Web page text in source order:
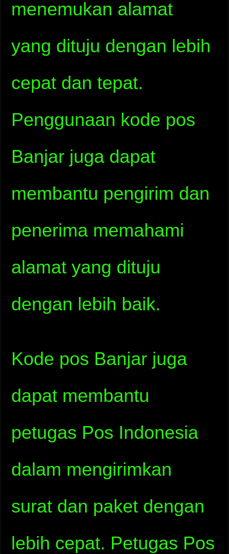
menemukan alamat
yang dituju dengan lebih
cepat dan tepat.
Penggunaan kode pos
Banjar juga dapat
membantu pengirim dan
penerima memahami
alamat yang dituju
dengan lebih baik.
Kode pos Banjar juga
dapat membantu
petugas Pos Indonesia
dalam mengirimkan
surat dan paket dengan
lebih cepat. Petugas Pos